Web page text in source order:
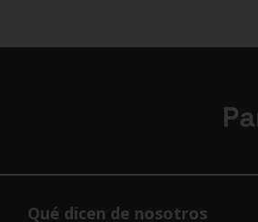
Qué dicen de nosotros